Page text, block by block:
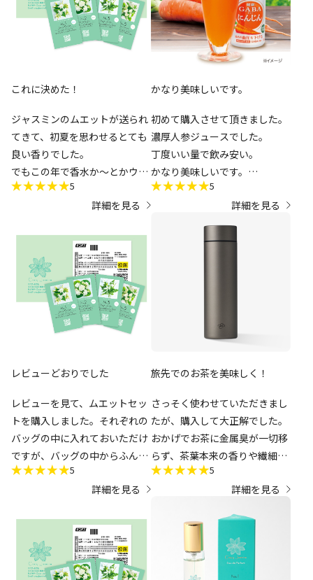
も売り切れてしまっていたのが
ショックでした（ ; ; ）再販楽し
みに待っています。
りが続いていて、good！
ます。難癖を付ける訳ではなく
｢No.1～3はアロマオイル、
No.5は香水が染み込ませてあ
る｣という違いが少し不思議に
てあるので納得せざるを得ない
ですが)。それよりも個人的に
一番気になった…というか残念
だった点は、
｢各ムエットが密封されていな
です。封筒を受け取った時点で
体温を優に超える気温の中を配
過程でオイルも香水も少なくな
す。それぞれの香りも多少は混
ざってしまうでしょうし。
切って開けるのも手間なのでし
っかりしたシーラーで接着して
密封しろとは言いません。しか
し、汎用品で構わないのでジッ
プロックのようなチャック付き
の袋に入れてあってほしかった
これに決めた！
ジャスミンのムエットが送られ
てきて、初夏を思わせるとても
良い香りでした。
でもこの年で香水か～とかウジ
ウジ迷ってるときに、息子
が”何？このいい香りって
めました！注文します！
5
詳細を見る
かなり美味しいです。
初めて購入させて頂きました。
濃厚人参ジュースでした。
丁度いい量で飲み安い。
かなり美味しいです。
缶でなかったら星6以上です。
5
詳細を見る
レビューどおりでした
レビューを見て、ムエットセッ
トを購入しました。それぞれの
バッグの中に入れておいただけ
ですが、バッグの中からふんわ
りといい香りがしました。とて
も上品な香りでセレブな気分を
入りのナンバーが見つかりまし
た！ムエットセットでお試しで
きるのはお得だと思います。
5
詳細を見る
旅先でのお茶を美味しく！
さっそく使わせていただきまし
たが、購入して大正解でした。
​おかげでお茶に金属臭が一切移
らず、茶葉本来の香りや繊細な
旨みをしっかり感じることがで
きます。驚くほど軽くて扱いや
常に満足しています。
​お茶好きとしてとても満足度の
高い素晴らしい商品でした。毎
5
詳細を見る